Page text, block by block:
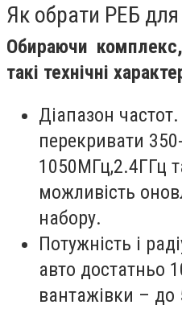
Як обрати РЕБ для
Обираючи
такі технічні
Діапазон
перекривати
1050МГц,2.4ГГц
можливість
набору.
Потужність і
авто достатньо
вантажівки –